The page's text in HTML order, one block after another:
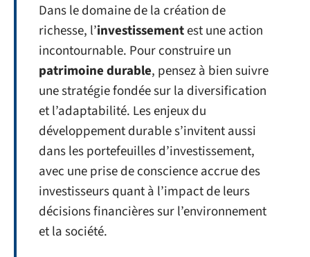
Dans le domaine de la création de
richesse, l’investissementest une action
incontournable. Pour construire un
patrimoine durable, pensez à bien suivre
une stratégie fondée sur la diversification
et l’adaptabilité. Les enjeux du
développement durable s’invitent aussi
dans les portefeuilles d’investissement,
avec une prise de conscience accrue des
investisseurs quant à l’impact de leurs
décisions financières sur l’environnement
et la société.